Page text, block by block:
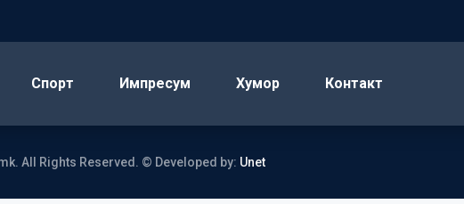
Спорт Импресум Хумор Контакт
All Rights Reserved. © Developed by: Unet